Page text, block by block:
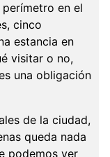
en el
cinco
estancia en
visitar o no,
una obligación
de la ciudad,
queda nada
podemos ver